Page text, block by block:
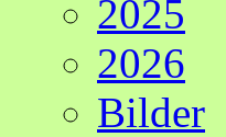
2025
2026
Bilder